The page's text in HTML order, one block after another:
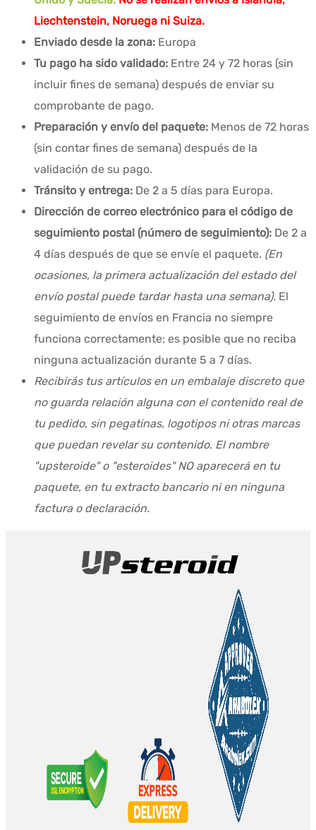
Liechtenstein, Noruega ni Suiza.
Enviado desde la zona: Europa
Tu pago ha sido validado: Entre 24 y 72 horas (sin
incluir fines de semana) después de enviar su
comprobante de pago.
Preparación y envío del paquete: Menos de 72 horas
(sin contar fines de semana) después de la
validación de su pago.
Tránsito y entrega: De 2 a 5 días para Europa.
Dirección de correo electrónico para el código de
seguimiento postal (número de seguimiento): De 2 a
4 días después de que se envíe el paquete. (En
ocasiones, la primera actualización del estado del
envío postal puede tardar hasta una semana). El
seguimiento de envíos en Francia no siempre
funciona correctamente; es posible que no reciba
ninguna actualización durante 5 a 7 días.
Recibirás tus artículos en un embalaje discreto que
no guarda relación alguna con el contenido real de
tu pedido, sin pegatinas, logotipos ni otras marcas
que puedan revelar su contenido. El nombre
"upsteroide" o "esteroides" NO aparecerá en tu
paquete, en tu extracto bancario ni en ninguna
factura o declaración.